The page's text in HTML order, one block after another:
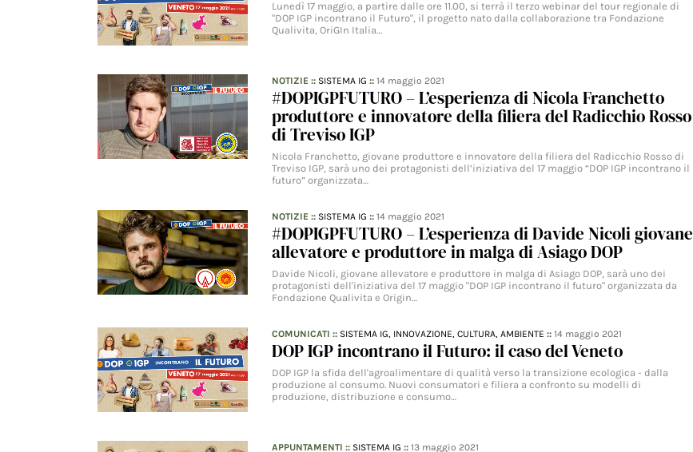
Lunedì 17 maggio, a partire dalle ore 11.00, si terrà il terzo webinar del tour regionale di
"DOP IGP incontrano il Futuro", il progetto nato dalla collaborazione tra Fondazione
Qualivita, OriGIn Italia…
NOTIZIE :: SISTEMA IG ::14 maggio 2021
#DOPIGPFUTURO – L’esperienza di Nicola Franchetto
produttore e innovatore della filiera del Radicchio Rosso
di Treviso IGP
Nicola Franchetto, giovane produttore e innovatore della filiera del Radicchio Rosso di
Treviso IGP, sarà uno dei protagonisti dell’iniziativa del 17 maggio “DOP IGP incontrano il
futuro” organizzata…
NOTIZIE :: SISTEMA IG ::14 maggio 2021
#DOPIGPFUTURO – L’esperienza di Davide Nicoli giovane
allevatore e produttore in malga di Asiago DOP
Davide Nicoli, giovane allevatore e produttore in malga di Asiago DOP, sarà uno dei
protagonisti dell'iniziativa del 17 maggio "DOP IGP incontrano il futuro" organizzata da
Fondazione Qualivita e Origin…
COMUNICATI :: SISTEMA IG, INNOVAZIONE,CULTURA,AMBIENTE ::14 maggio 2021
DOP IGP incontrano il Futuro: il caso del Veneto
DOP IGP la sfida dell'agroalimentare di qualità verso la transizione ecologica - dalla
produzione al consumo. Nuovi consumatori e filiera a confronto su modelli di
produzione, distribuzione e consumo…
APPUNTAMENTI :: SISTEMA IG ::13 maggio 2021